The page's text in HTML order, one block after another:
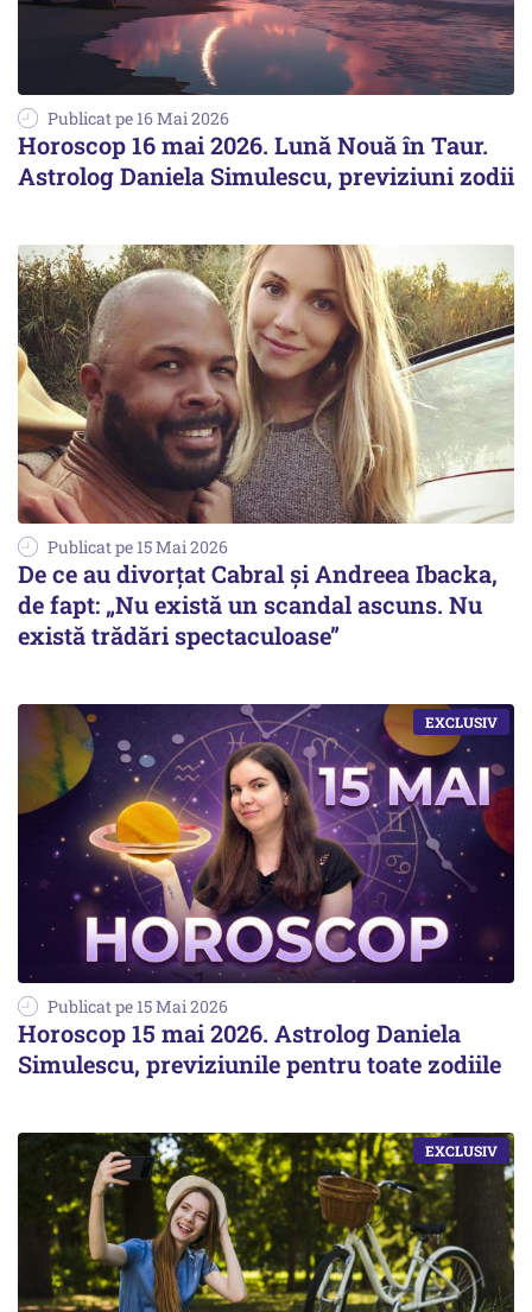
Publicat pe 16 Mai 2026
Horoscop 16 mai 2026. Lună Nouă în Taur.
Astrolog Daniela Simulescu, previziuni zodii
Publicat pe 15 Mai 2026
De ce au divorțat Cabral și Andreea Ibacka,
de fapt: „Nu există un scandal ascuns. Nu
există trădări spectaculoase”
Publicat pe 15 Mai 2026
Horoscop 15 mai 2026. Astrolog Daniela
Simulescu, previziunile pentru toate zodiile